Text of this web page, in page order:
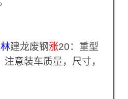
建龙废钢涨20：重型
意装车质量，尺寸，